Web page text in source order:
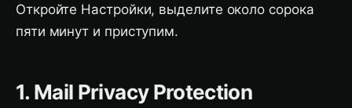
Откройте Настройки, выделите около сорока
пяти минут и приступим.
1. Mail Privacy Protection